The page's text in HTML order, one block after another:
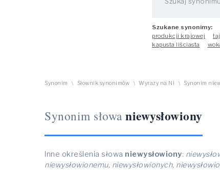
Szukane synonimy:
produkcji krajowej
kapusta liściasta
Synonim \ Słownik synonimów \ Wyrazy na NI \ Synonim
Synonim słowa niewysłowiony
Inne określenia słowa niewysłowiony:
niewysłowionemu, niewysłowionych,